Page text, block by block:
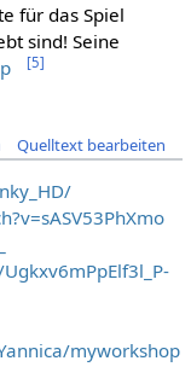
für das Spiel
sind! Seine
[5]
Quelltext bearbeiten
myworkshop